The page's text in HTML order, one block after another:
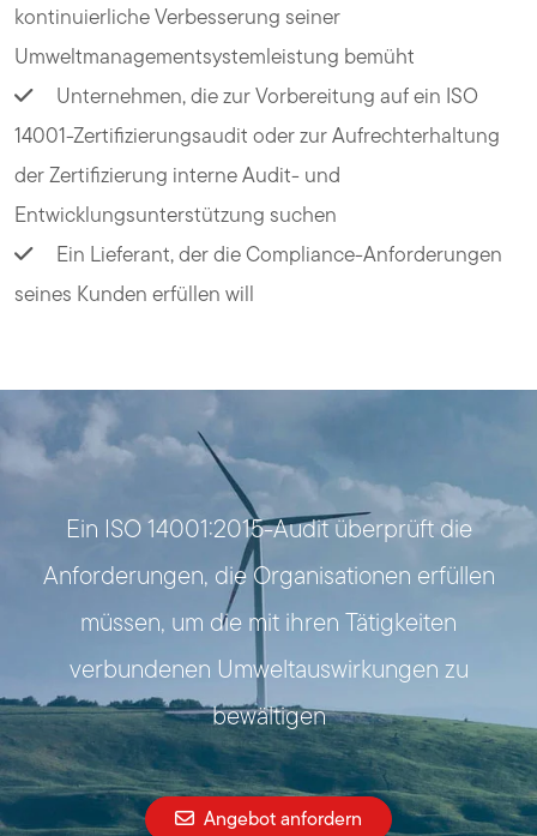
kontinuierliche Verbesserung seiner
Umweltmanagementsystemleistung bemüht
Unternehmen, die zur Vorbereitung auf ein ISO
14001-Zertifizierungsaudit oder zur Aufrechterhaltung
der Zertifizierung interne Audit- und
Entwicklungsunterstützung suchen
Ein Lieferant, der die Compliance-Anforderungen
seines Kunden erfüllen will
Ein ISO 14001:2015-Audit überprüft die
Anforderungen, die Organisationen erfüllen
müssen, um die mit ihren Tätigkeiten
verbundenen Umweltauswirkungen zu
bewältigen
Angebot anfordern